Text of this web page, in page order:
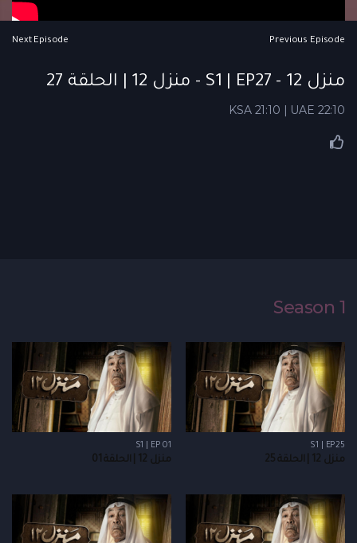
Previous Episode
Next Episode
منزل 12 - S1 | EP27 - منزل 12 | الحلقة 27
KSA 21:10 | UAE 22:10
Season 1
S1 | EP25
منزل 12 | الحلقة 25
S1 | EP 01
منزل 12 | الحلقة 01